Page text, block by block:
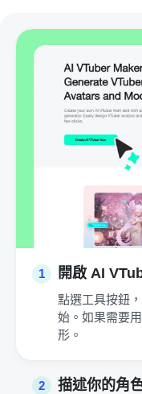
1 開啟 AI
點選工具按鈕
始。如果需要
形。
2 描述你的角